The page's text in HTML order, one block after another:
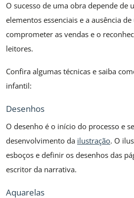
O sucesso de uma obra depende de
elementos essenciais e a ausência
comprometer as vendas e o
leitores.
Confira algumas técnicas e saiba
infantil:
Desenhos
O desenho é o início do processo e
desenvolvimento da ilustração. O
esboços e definir os desenhos das
escritor da narrativa.
Aquarelas